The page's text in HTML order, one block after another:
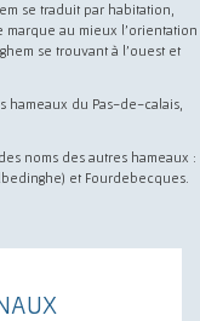
se traduit par habitation,
marque au mieux l'orientation
se trouvant à l'ouest et
hameaux du Pas-de-calais,
noms des autres hameaux :
et Fourdebecques.